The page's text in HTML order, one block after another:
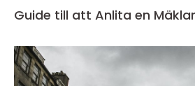
Guide till att Anlita en